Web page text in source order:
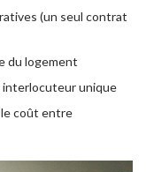
(un seul contrat
du logement
interlocuteur unique
coût entre